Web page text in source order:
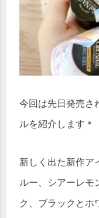
今回は先日発売さ
ルを紹介します＊
新しく出た新作ア
ルー、シアーレモ
ク、ブラックとホ